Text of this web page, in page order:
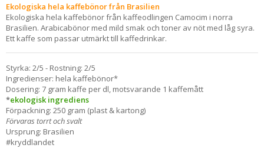
Ekologiska hela kaffebönor från Brasilien
Ekologiska hela kaffebönor från kaffeodlingen Camocim i norra
Brasilien. Arabicabönor med mild smak och toner av nöt med låg syra.
Ett kaffe som passar utmärkt till kaffedrinkar.
Styrka: 2/5 - Rostning: 2/5
Ingredienser: hela kaffebönor*
Dosering: 7 gram kaffe per dl, motsvarande 1 kaffemått
*ekologisk ingrediens
Förpackning: 250 gram (plast & kartong)
Förvaras torrt och svalt
Ursprung: Brasilien
#kryddlandet